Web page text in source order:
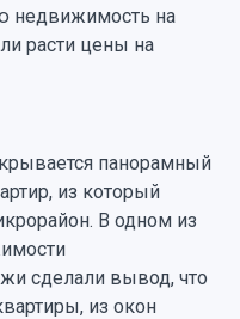
недвижимость на
расти цены на
панорамный
из который
В одном из
сделали вывод, что
из окон